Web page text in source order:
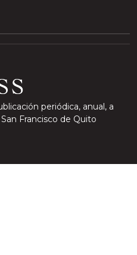
periódica, anual, a
Francisco de Quito